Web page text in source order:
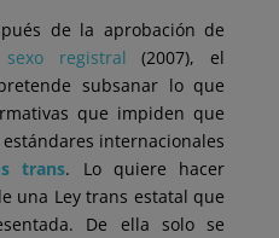
de la aprobación de
registral (2007), el
subsanar lo que
que impiden que
internacionales
trans. Lo quiere hacer
una Ley trans estatal que
De ella solo se